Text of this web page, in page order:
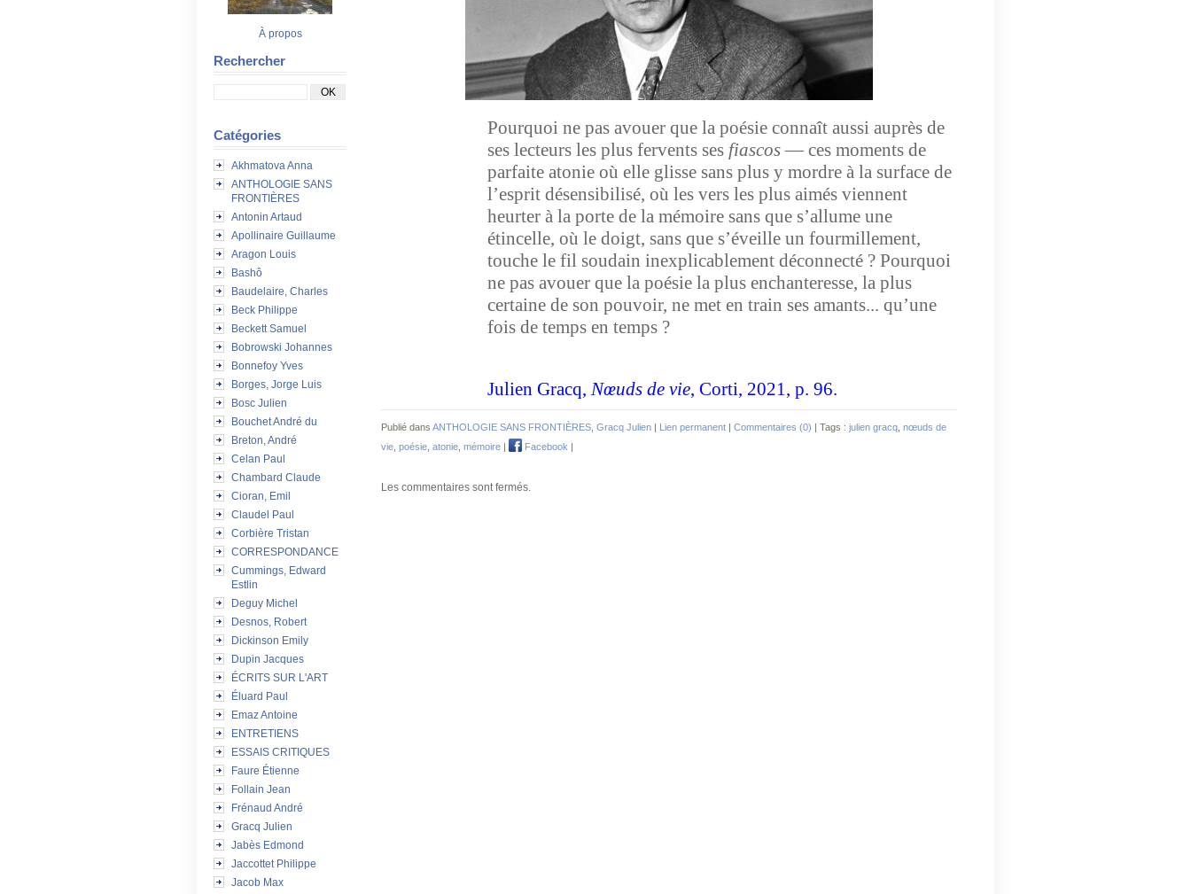
À propos
Rechercher
Catégories
Akhmatova Anna
ANTHOLOGIE SANS
FRONTIÈRES
Antonin Artaud
Apollinaire Guillaume
Aragon Louis
Bashô
Baudelaire, Charles
Beck Philippe
Beckett Samuel
Bobrowski Johannes
Bonnefoy Yves
Borges, Jorge Luis
Bosc Julien
Bouchet André du
Breton, André
Celan Paul
Chambard Claude
Cioran, Emil
Claudel Paul
Corbière Tristan
CORRESPONDANCE
Cummings, Edward
Estlin
Deguy Michel
Desnos, Robert
Dickinson Emily
Dupin Jacques
ÉCRITS SUR L'ART
Éluard Paul
Emaz Antoine
ENTRETIENS
ESSAIS CRITIQUES
Faure Étienne
Follain Jean
Frénaud André
Gracq Julien
Jabès Edmond
Jaccottet Philippe
Jacob Max
Pourquoi ne pas avouer que la poésie connaît aussi auprès de
ses lecteurs les plus fervents ses fiascos — ces moments de
parfaite atonie où elle glisse sans plus y mordre à la surface de
l’esprit désensibilisé, où les vers les plus aimés viennent
heurter à la porte de la mémoire sans que s’allume une
étincelle, où le doigt, sans que s’éveille un fourmillement,
touche le fil soudain inexplicablement déconnecté ? Pourquoi
ne pas avouer que la poésie la plus enchanteresse, la plus
certaine de son pouvoir, ne met en train ses amants... qu’une
fois de temps en temps ?
Julien Gracq, Nœuds de vie, Corti, 2021, p. 96.
Publié dans ANTHOLOGIE SANS FRONTIÈRES Gracq Julien | Lien permanent | Commentaires (0) | Tags : julien gracq nœuds de
vie poésie atonie mémoire | Facebook |
Les commentaires sont fermés.